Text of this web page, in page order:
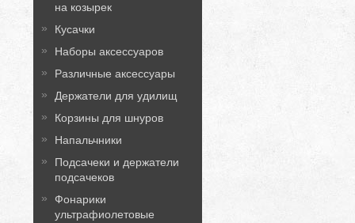
на козырек
Кусачки
Наборы аксессуаров
Различные аксессуары
Держатели для удилищ
Корзины для шнуров
Напальчники
Подсачеки и держатели
подсачеков
Фонарики
ультрафиолетовые